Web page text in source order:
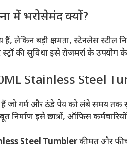
में भरोसेमंद क्यों?
हैं, लेकिन बड़ी क्षमता, स्टेनलेस
की सुविधा इसे रोजमर्रा के उपयोग
Stainless Steel
जो गर्म और ठंडे पेय को लंबे समय तक
इसे छात्रों, ऑफिस
Steel Tumblerकीमत और